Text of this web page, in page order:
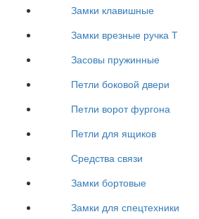
Замки клавишные
Замки врезные ручка Т
Засовы пружинные
Петли боковой двери
Петли ворот фургона
Петли для ящиков
Средства связи
Замки бортовые
Замки для спецтехники